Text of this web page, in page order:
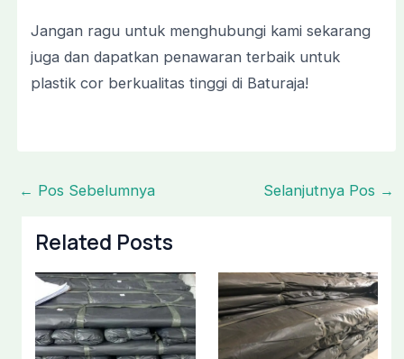
Jangan ragu untuk menghubungi kami sekarang
juga dan dapatkan penawaran terbaik untuk
plastik cor berkualitas tinggi di Baturaja!
← Pos Sebelumnya Selanjutnya Pos →
Related Posts